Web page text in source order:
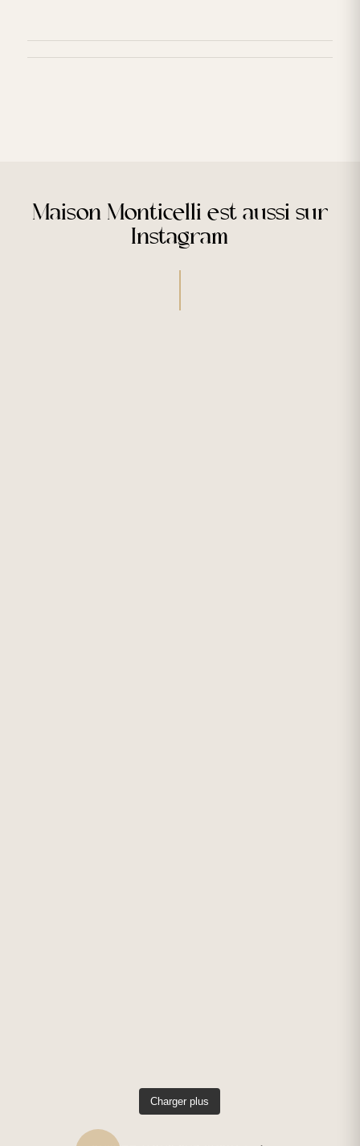
Maison Monticelli est aussi sur
Instagram
Charger plus